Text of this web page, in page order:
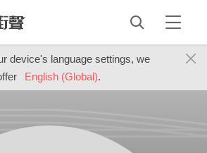
device's language settings, we
English (Global).